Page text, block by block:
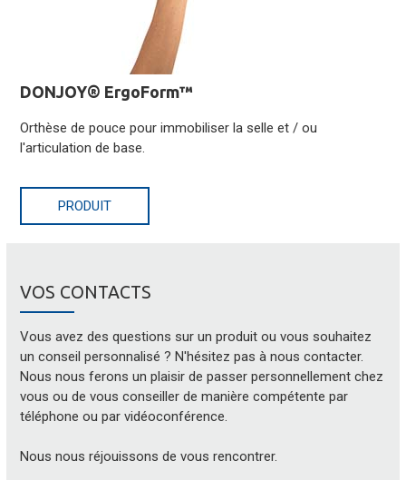
DONJOY® ErgoForm™
Orthèse de pouce pour immobiliser la selle et / ou
l'articulation de base.
PRODUIT
VOS CONTACTS
Vous avez des questions sur un produit ou vous souhaitez
un conseil personnalisé ? N'hésitez pas à nous contacter.
Nous nous ferons un plaisir de passer personnellement chez
vous ou de vous conseiller de manière compétente par
téléphone ou par vidéoconférence.
Nous nous réjouissons de vous rencontrer.